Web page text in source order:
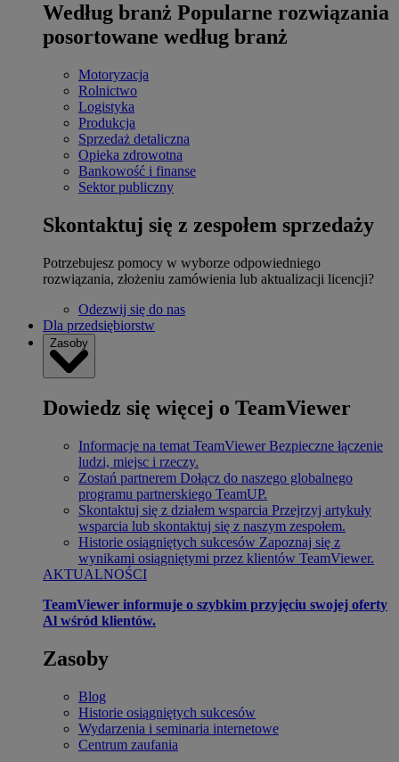
Według branż Popularne rozwiązania
posortowane według branż
Motoryzacja
Rolnictwo
Logistyka
Produkcja
Sprzedaż detaliczna
Opieka zdrowotna
Bankowość i finanse
Sektor publiczny
Skontaktuj się z zespołem sprzedaży
Potrzebujesz pomocy w wyborze odpowiedniego
rozwiązania, złożeniu zamówienia lub aktualizacji licencji?
Odezwij się do nas
Dla przedsiębiorstw
Zasoby
Dowiedz się więcej o TeamViewer
Informacje na temat TeamViewer Bezpieczne łączenie
ludzi, miejsc i rzeczy.
Zostań partnerem Dołącz do naszego globalnego
programu partnerskiego TeamUP.
Skontaktuj się z działem wsparcia Przejrzyj artykuły
wsparcia lub skontaktuj się z naszym zespołem.
Historie osiągniętych sukcesów Zapoznaj się z
wynikami osiągniętymi przez klientów TeamViewer.
AKTUALNOŚCI
TeamViewer informuje o szybkim przyjęciu swojej oferty
Al wśród klientów.
Zasoby
Blog
Historie osiągniętych sukcesów
Wydarzenia i seminaria internetowe
Centrum zaufania